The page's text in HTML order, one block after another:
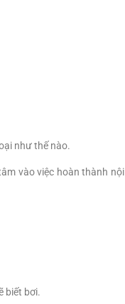
như thế nào.
vào việc hoàn thành nội
biết bơi.